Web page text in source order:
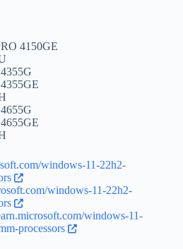
4150GE
windows-11-22h2-
windows-11-22h2-
windows-11-
processors